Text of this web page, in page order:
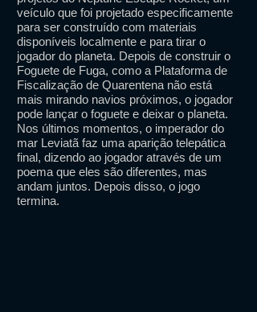
veículo que foi projetado especificamente
para ser construído com materiais
disponíveis localmente e para tirar o
jogador do planeta. Depois de construir o
Foguete de Fuga, como a Plataforma de
Fiscalização de Quarentena não está
mais mirando navios próximos, o jogador
pode lançar o foguete e deixar o planeta.
Nos últimos momentos, o imperador do
mar Leviatã faz uma aparição telepática
final, dizendo ao jogador através de um
poema que eles são diferentes, mas
andam juntos. Depois disso, o jogo
termina.